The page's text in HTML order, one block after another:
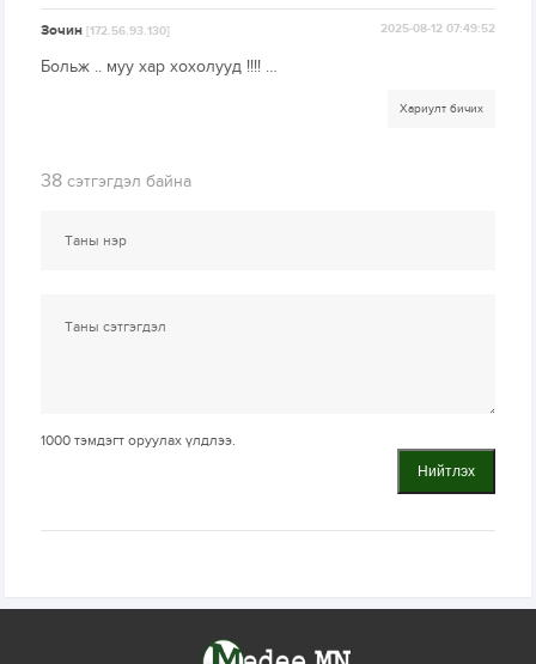
Зочин[172.56.93.130] 2025-08-12 07:49:52
Больж .. муу хар хохолууд !!!! …
Хариулт бичих
38 сэтгэгдэл байна
1000 тэмдэгт оруулах үлдлээ.
Нийтлэх